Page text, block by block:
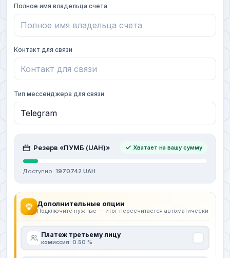
Полное имя владельца счета
Контакт для связи
Тип мессенджера для связи
Резерв «ПУМБ (UAH)» Хватает на вашу сумму
Доступно: 1970742 UAH
Дополнительные опции
Подключите нужные — итог пересчитается автоматически
Платеж третьему лицу
комиссия: 0.50 %